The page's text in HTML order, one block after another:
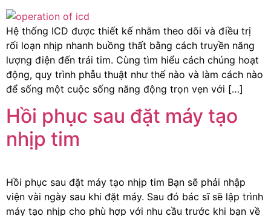
Hệ thống ICD được thiết kế nhằm theo dõi và điều trị
rối loạn nhịp nhanh buồng thất bằng cách truyền năng
lượng điện đến trái tim. Cùng tìm hiểu cách chúng hoạt
động, quy trình phẫu thuật như thế nào và làm cách nào
để sống một cuộc sống năng động trọn vẹn với […]
Hồi phục sau đặt máy tạo
nhịp tim
Hồi phục sau đặt máy tạo nhịp tim Bạn sẽ phải nhập
viện vài ngày sau khi đặt máy. Sau đó bác sĩ sẽ lập trình
máy tạo nhịp cho phù hợp với nhu cầu trước khi bạn về